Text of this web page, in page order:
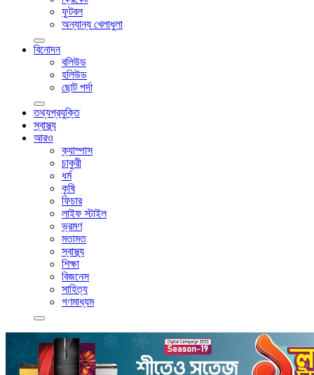
ফুটবল
অন্যান্য খেলাধুলা
বিনোদন
বলিউড
হলিউড
ছোট পর্দা
তথ্যপ্রযুক্তি
স্বাস্থ্য
আরও
ক্যাম্পাস
চাকুরী
ধর্ম
কৃষি
ফিচার
লাইফ স্টাইল
ভ্রমণ
মতামত
স্বাস্থ্য
শিক্ষা
বিজনেস
সাহিত্য
গণমাধ্যম